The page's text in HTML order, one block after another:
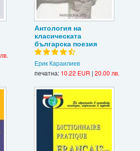
Антология на
класическата
българска поезия
Ерик Караилиев
печатна: 10.22 EUR | 20.00 лв.